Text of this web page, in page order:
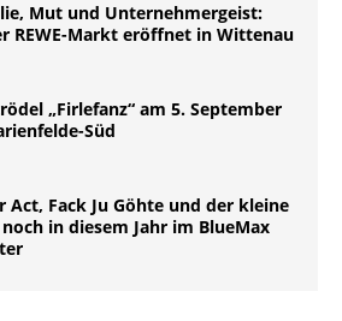
Mut und Unternehmergeist:
REWE-Markt eröffnet in Wittenau
„Firlefanz“ am 5. September
Süd
Act, Fack Ju Göhte und der kleine
in diesem Jahr im BlueMax